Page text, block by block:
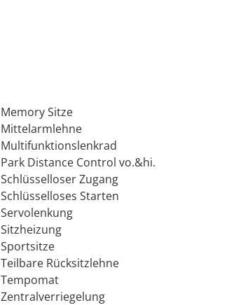
Memory Sitze
Mittelarmlehne
Multifunktionslenkrad
Park Distance Control vo.&hi.
Schlüsselloser Zugang
Schlüsselloses Starten
Servolenkung
Sitzheizung
Sportsitze
Teilbare Rücksitzlehne
Tempomat
Zentralverriegelung